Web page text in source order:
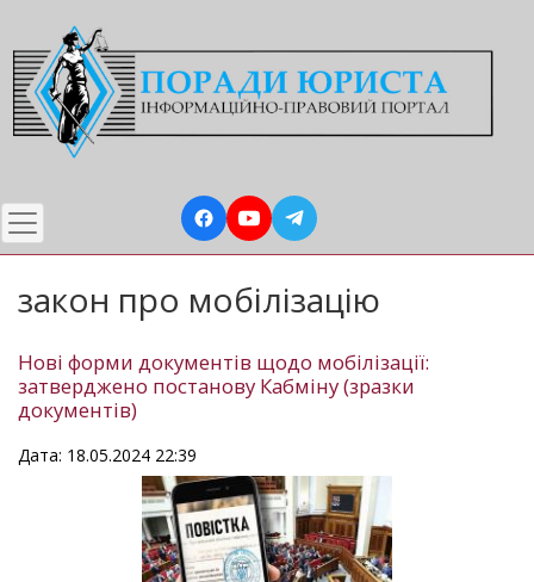
до
основного
вмісту
закон про мобілізацію
Нові форми документів щодо мобілізації:
затверджено постанову Кабміну (зразки
документів)
Дата: 18.05.2024 22:39